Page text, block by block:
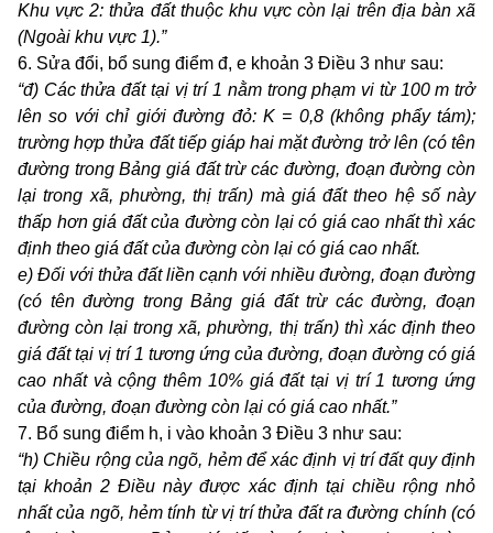
Khu vực 2:thửa đất thuộc khu vực còn lại trên địa bàn xã
(Ngoài khu vực 1).”
6. Sửa đổi, bổ sung điểm đ, e khoản 3 Điều 3 như sau:
“đ) Các thửa đất tại vị trí 1 nằm trong phạm vi từ 100 m trở
lên so với chỉ giới đường đỏ: K = 0,8 (không phẩy tám);
trường hợp thửa đất tiếp giáp hai mặt đường trở lên (có tên
đường trong Bảng giá đất trừ các đường, đoạn đường còn
lại trong xã, phường, thị trấn) mà giá đất theo hệ số này
thấp hơn giá đất của đường còn lại có giá cao nhất thì xác
định theo giá đất của đường còn lại có giá cao nhất.
e) Đối với thửa đất liền cạnh với nhiều đường, đoạn đường
(có tên đường trong Bảng giá đất trừ các đường, đoạn
đường còn lại trong xã, phường, thị trấn) thì xác định theo
giá đất tại vị trí 1 tương ứng của đường, đoạn đường có giá
cao nhất và cộng thêm 10% giá đất tại vị trí 1 tương ứng
của đường, đoạn đường còn lại có giá cao nhất.”
7. Bổ sung điểm h, i vào khoản 3 Điều 3 như sau:
“h) Chiều rộng của ngõ, hẻm để xác định vị trí đất quy định
tại khoản 2 Điều này được xác định tại chiều rộng nhỏ
nhất của ngõ, hẻm tính từ vị trí thửa đất ra đường chính (có